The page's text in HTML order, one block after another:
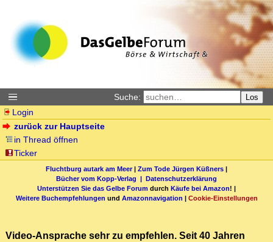
Suche: Los
Login
zurück zur Hauptseite
in Thread öffnen
Ticker
Fluchtburg autark am Meer| Zum Tode Jürgen Küßners |
Bücher vom Kopp-Verlag | Datenschutzerklärung
Unterstützen Sie das Gelbe Forum durch Käufe bei Amazon! |
Weitere Buchempfehlungen und Amazonnavigation | Cookie-Einstellungen
Video-Ansprache sehr zu empfehlen. Seit 40 Jahren